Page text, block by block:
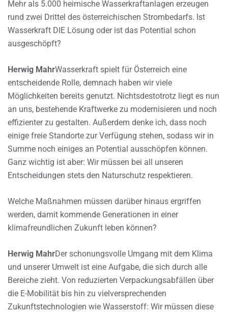
Mehr als 5.000 heimische Wasserkraftanlagen erzeugen
rund zwei Drittel des österreichischen Strombedarfs. Ist
Wasserkraft DIE Lösung oder ist das Potential schon
ausgeschöpft?
Herwig MahrWasserkraft spielt für Österreich eine
entscheidende Rolle, demnach haben wir viele
Möglichkeiten bereits genutzt. Nichtsdestotrotz liegt es nun
an uns, bestehende Kraftwerke zu modernisieren und noch
effizienter zu gestalten. Außerdem denke ich, dass noch
einige freie Standorte zur Verfügung stehen, sodass wir in
Summe noch einiges an Potential ausschöpfen können.
Ganz wichtig ist aber: Wir müssen bei all unseren
Entscheidungen stets den Naturschutz respektieren.
Welche Maßnahmen müssen darüber hinaus ergriffen
werden, damit kommende Generationen in einer
klimafreundlichen Zukunft leben können?
Herwig MahrDer schonungsvolle Umgang mit dem Klima
und unserer Umwelt ist eine Aufgabe, die sich durch alle
Bereiche zieht. Von reduzierten Verpackungsabfällen über
die E-Mobilität bis hin zu vielversprechenden
Zukunftstechnologien wie Wasserstoff: Wir müssen diese